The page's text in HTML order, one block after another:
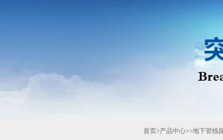
首页>产品中心>>地下管线